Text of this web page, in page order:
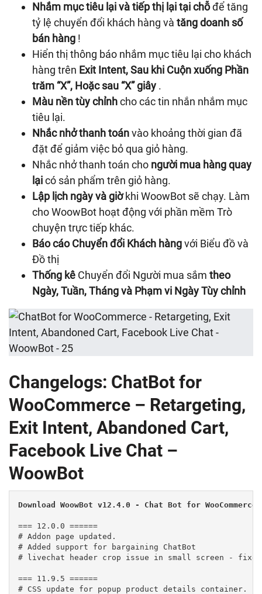
Nhắm mục tiêu lại và tiếp thị lại tại chỗđể tăng
tỷ lệ chuyển đổi khách hàng và tăng doanh số
bán hàng !
Hiển thị thông báo nhắm mục tiêu lại cho khách
hàng trên Exit Intent, Sau khi Cuộn xuống Phần
trăm “X”, Hoặc sau “X” giây .
Màu nền tùy chỉnhcho các tin nhắn nhắm mục
tiêu lại.
Nhắc nhở thanh toánvào khoảng thời gian đã
đặt để giảm việc bỏ qua giỏ hàng.
Nhắc nhở thanh toán cho người mua hàng quay
lạicó sản phẩm trên giỏ hàng.
Lập lịch ngày và giờkhi WoowBot sẽ chạy. Làm
cho WoowBot hoạt động với phần mềm Trò
chuyện trực tiếp khác.
Báo cáo Chuyển đổi Khách hàngvới Biểu đồ và
Đồ thị
Thống kê Chuyển đổi Người mua sắm theo
Ngày, Tuần, Tháng và Phạm vi Ngày Tùy chỉnh
Changelogs: ChatBot for
WooCommerce – Retargeting,
Exit Intent, Abandoned Cart,
Facebook Live Chat –
WoowBot
Download WoowBot v12.4.0 - Chat Bot for
=== 12.0.0 ======
# Addon page updated.
# Added support for bargaining ChatBot
# livechat header crop issue in small screen -
=== 11.9.5 ======
# CSS update for popup product details container.